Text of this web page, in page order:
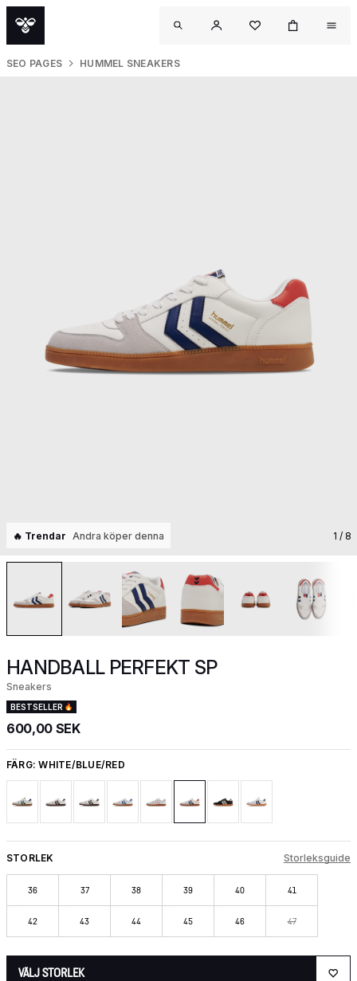
SEO PAGES HUMMEL SNEAKERS
🔥 Trendar Andra köper denna 1 / 8
HANDBALL PERFEKT SP
Sneakers
BESTSELLER
600,00 SEK
FÄRG:WHITE/BLUE/RED
STORLEK Storleksguide
36 37 38 39 40 41
42 43 44 45 46 47
VÄLJ STORLEK